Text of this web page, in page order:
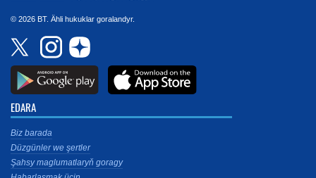
© 2026 BT. Ähli hukuklar goralandyr.
EDARA
Biz barada
Düzgünler we şertler
Şahsy maglumatlaryň goragy